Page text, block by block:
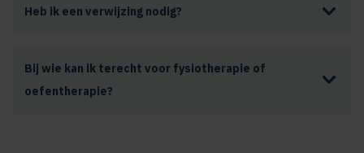
Heb ik een verwijzing nodig?
Bij wie kan ik terecht voor fysiotherapie of
oefentherapie?